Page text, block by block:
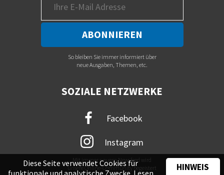
So bleiben Sie immer informiert über
neue Ausgaben, Themen, etc.
SOZIALE NETZWERKE
Facebook
Instagram
Mit immer neuem Newsfeed wird
unsere Online-Community begeistert
Diese Seite verwendet Cookies für
funktionale und analytische Zwecke. Lesen
HINWEIS